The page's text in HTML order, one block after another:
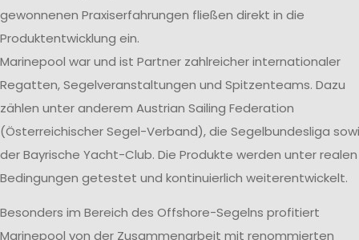
gewonnenen Praxiserfahrungen fließen direkt in die
Produktentwicklung ein.
Marinepool war und ist Partner zahlreicher internationaler
Regatten, Segelveranstaltungen und Spitzenteams. Dazu
zählen unter anderem Austrian Sailing Federation
(Österreichischer Segel-Verband), die Segelbundesliga
der Bayrische Yacht-Club. Die Produkte werden unter realen
Bedingungen getestet und kontinuierlich weiterentwickelt.
Besonders im Bereich des Offshore-Segelns profitiert
Marinepool von der Zusammenarbeit mit renommierten